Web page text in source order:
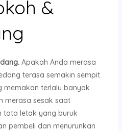
&
Apakah Anda merasa
terasa semakin sempit
memakan terlalu banyak
merasa sesak saat
tata letak yang buruk
pembeli dan menurunkan